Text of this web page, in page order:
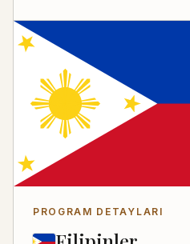
PROGRAM DETAYLARI